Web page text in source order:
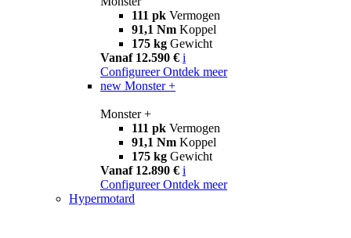
111 pk Vermogen
91,1 Nm Koppel
175 kg Gewicht
Vanaf 12.590 € i
Configureer Ontdek meer
new Monster +
Monster +
111 pk Vermogen
91,1 Nm Koppel
175 kg Gewicht
Vanaf 12.890 € i
Configureer Ontdek meer
Hypermotard